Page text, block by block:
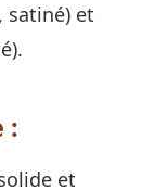
et
:
et